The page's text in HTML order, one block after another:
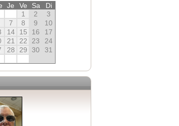
Je Ve Sa
Di
1
2
3
7 8 9
10
14 15 16
17
21 22 23
24
28 29 30 31